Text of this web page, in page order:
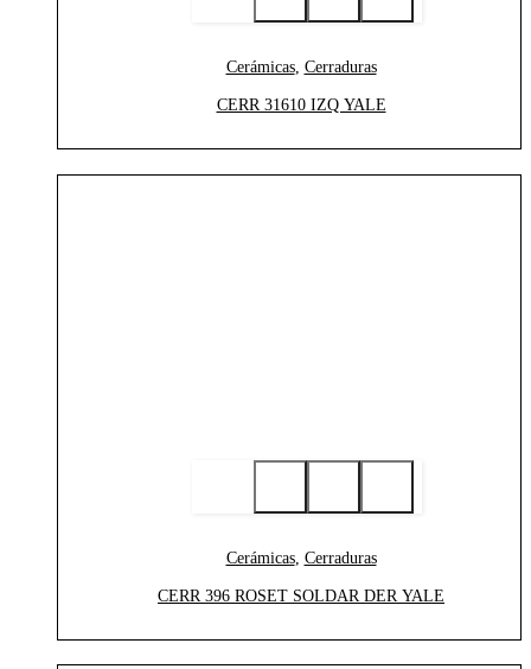
Cerámicas, Cerraduras
CERR 31610 IZQ YALE
Cerámicas, Cerraduras
CERR 396 ROSET SOLDAR DER YALE